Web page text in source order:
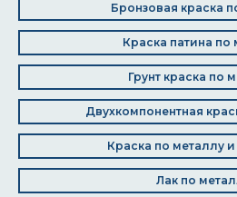
Бронзовая краска
Краска патина по
Грунт краска по
Двухкомпонентная
Краска по металлу
Лак по